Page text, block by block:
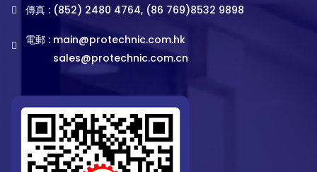
傳真 : (852) 2480 4764, (86 769)8532 9898
電郵 : main@protechnic.com.hk
sales@protechnic.com.cn